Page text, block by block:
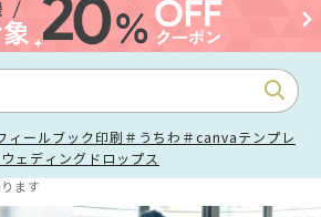
ィールブック印刷 ＃うちわ ＃canvaテンプレ
ウェディングドロップス
ます